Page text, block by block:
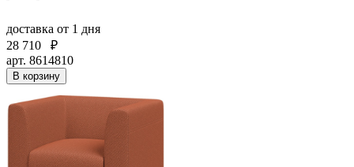
доставка от 1 дня
28 710
₽
арт. 8614810
В корзину